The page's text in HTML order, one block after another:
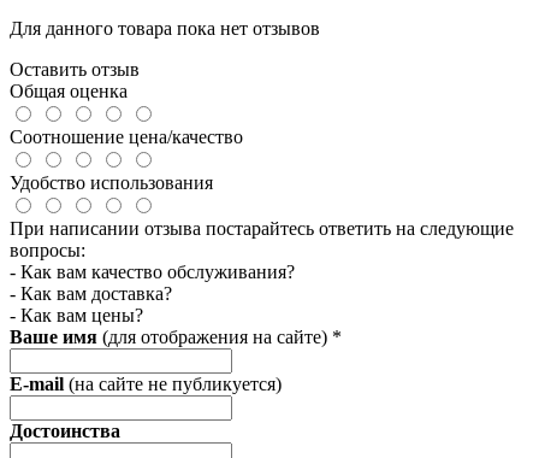
Для данного товара пока нет отзывов
Оставить отзыв
Общая оценка
Соотношение цена/качество
Удобство использования
При написании отзыва постарайтесь ответить на следующие
вопросы:
- Как вам качество обслуживания?
- Как вам доставка?
- Как вам цены?
Ваше имя (для отображения на сайте) *
E-mail (на сайте не публикуется)
Достоинства